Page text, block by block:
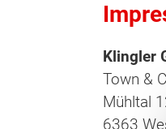
Klingler
Town &
Mühltal
6363